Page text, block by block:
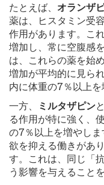
たとえば、 オランザ
薬は、ヒスタミン受
作用があります。こ
増加し、常に空腹感
は、これらの薬を始
増加が平均的に見ら
内に体重の7％以上を
一方、
ミルタザピン
る作用が特に強く、
の7％以上を増やしま
欲を抑える働きがあ
す。これは、同じ「
う影響を与えること